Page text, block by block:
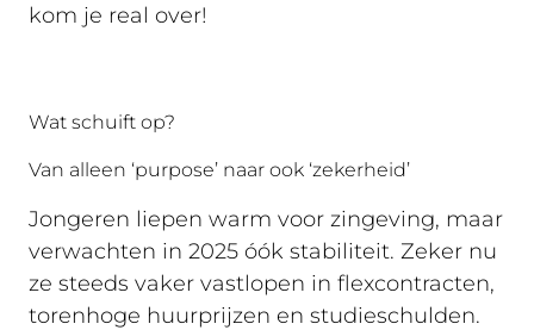
kom je real over!
Wat schuift op?
Van alleen ‘purpose’ naar ook ‘zekerheid’
Jongeren liepen warm voor zingeving, maar
verwachten in 2025 óók stabiliteit. Zeker nu
ze steeds vaker vastlopen in flexcontracten,
torenhoge huurprijzen en studieschulden.